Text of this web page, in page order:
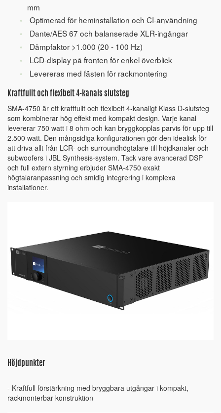
mm
Optimerad för heminstallation och CI-användning
Dante/AES 67 och balanserade XLR-ingångar
Dämpfaktor >1.000 (20 - 100 Hz)
LCD-display på fronten för enkel överblick
Levereras med fästen för rackmontering
Kraftfullt och flexibelt 4-kanals slutsteg
SMA-4750 är ett kraftfullt och flexibelt 4-kanaligt Klass D-slutsteg
som kombinerar hög effekt med kompakt design. Varje kanal
levererar 750 watt i 8 ohm och kan bryggkopplas parvis för upp till
2.500 watt. Den mångsidiga konfigurationen gör den idealisk för
att driva allt från LCR- och surroundhögtalare till höjdkanaler och
subwoofers i JBL Synthesis-system. Tack vare avancerad DSP
och full extern styrning erbjuder SMA-4750 exakt
högtalaranpassning och smidig integrering i komplexa
installationer.
Höjdpunkter
- Kraftfull förstärkning med bryggbara utgångar i kompakt,
rackmonterbar konstruktion